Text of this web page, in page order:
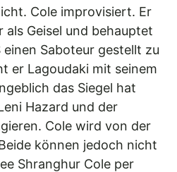
Cole improvisiert. Er
als Geisel und behauptet
einen Saboteur gestellt zu
er Lagoudaki mit seinem
das Siegel hat
Hazard und der
Cole wird von der
können jedoch nicht
Shranghur Cole per